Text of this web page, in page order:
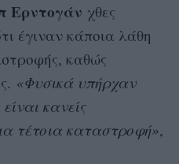
Ερντογάν χθες
έγιναν κάποια λάθη
καθώς
«Φυσικά υπήρχαν
κανείς
τέτοια καταστροφή»,